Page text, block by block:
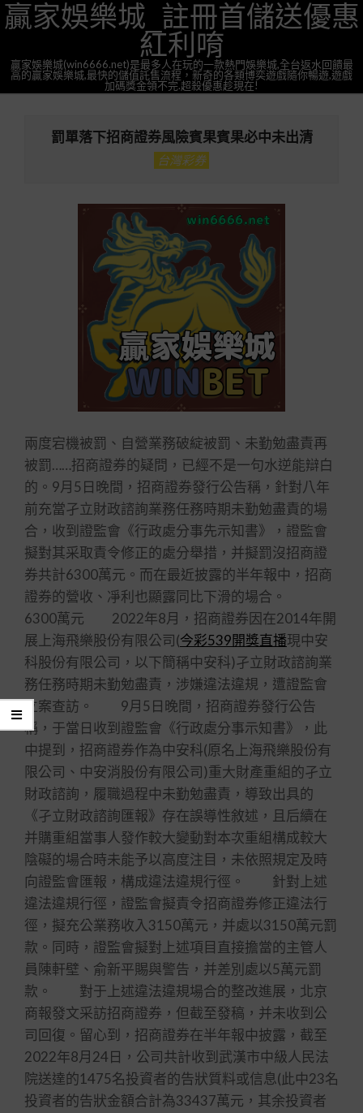
Skip
to贏家娛樂城_註冊首儲送優惠
紅利唷
贏家娛樂城(win6666.net)是最多人在玩的一款熱門娛樂城,全台返水回饋最
高的贏家娛樂城,最快的儲值託售流程，新奇的各類博奕遊戲隨你暢遊,遊戲
加碼獎金領不完.超殺優惠趁現在!
罰單落下招商證券風險賓果賓果必中未出清
台灣彩券
兩度宕機被罰、自營業務破綻被罰、未勤勉盡責再
被罰……招商證券的疑問，已經不是一句水逆能辯白
的。9月5日晚間，招商證券發行公告稱，針對八年
前充當孑立財政諮詢業務任務時期未勤勉盡責的場
合，收到證監會《行政處分事先示知書》，證監會
擬對其采取責令修正的處分舉措，并擬罰沒招商證
券共計6300萬元。而在最近披露的半年報中，招商
證券的營收、凈利也顯露同比下滑的場合。
6300萬元 2022年8月，招商證券因在2014年開
展上海飛樂股份有限公司(今彩539開獎直播現中安
科股份有限公司，以下簡稱中安科)孑立財政諮詢業
務任務時期未勤勉盡責，涉嫌違法違規，遭證監會
立案查訪。 9月5日晚間，招商證券發行公告
稱，于當日收到證監會《行政處分事示知書》，此
中提到，招商證券作為中安科(原名上海飛樂股份有
限公司、中安消股份有限公司)重大財產重組的孑立
財政諮詢，履職過程中未勤勉盡責，導致出具的
《孑立財政諮詢匯報》存在誤導性敘述，且后續在
并購重組當事人發作較大變動對本次重組構成較大
陰礙的場合時未能予以高度注目，未依照規定及時
向證監會匯報，構成違法違規行徑。 針對上述
違法違規行徑，證監會擬責令招商證券修正違法行
徑，擬充公業務收入3150萬元，并處以3150萬元罰
款。同時，證監會擬對上述項目直接擔當的主管人
員陳軒壁、俞新平賜與警告，并差別處以5萬元罰
款。 對于上述違法違規場合的整改進展，北京
商報發文采訪招商證券，但截至發稿，并未收到公
司回復。留心到，招商證券在半年報中披露，截至
2022年8月24日，公司共計收到武漢市中級人民法
院送達的1475名投資者的告狀質料或信息(此中23名
投資者的告狀金額合計為33437萬元，其余投資者